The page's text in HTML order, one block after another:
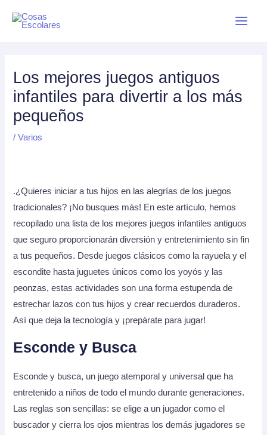
Los mejores juegos antiguos
infantiles para divertir a los más
pequeños
/Varios
.¿Quieres iniciar a tus hijos en las alegrías de los juegos
tradicionales? ¡No busques más! En este artículo, hemos
recopilado una lista de los mejores juegos infantiles antiguos
que seguro proporcionarán diversión y entretenimiento sin fin
a tus pequeños. Desde juegos clásicos como la rayuela y el
escondite hasta juguetes únicos como los yoyós y las
peonzas, estas actividades son una forma estupenda de
estrechar lazos con tus hijos y crear recuerdos duraderos.
Así que deja la tecnología y ¡prepárate para jugar!
Esconde y Busca
Esconde y busca, un juego atemporal y universal que ha
entretenido a niños de todo el mundo durante generaciones.
Las reglas son sencillas: se elige a un jugador como el
buscador y cierra los ojos mientras los demás jugadores se